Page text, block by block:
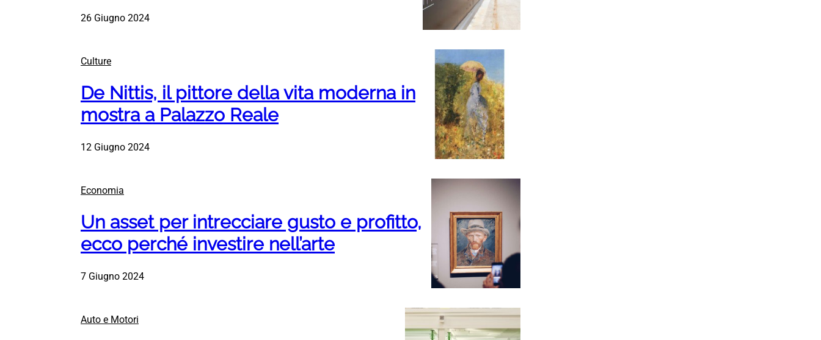
26 Giugno 2024
Culture
De Nittis, il pittore della vita moderna in
mostra a Palazzo Reale
12 Giugno 2024
Economia
Un asset per intrecciare gusto e profitto,
ecco perché investire nell’arte
7 Giugno 2024
Auto e Motori